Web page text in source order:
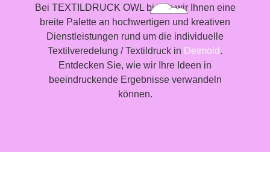
Bei TEXTILDRUCK OWL bieten wir Ihnen eine
breite Palette an hochwertigen und kreativen
Dienstleistungen rund um die individuelle
Textilveredelung / Textildruck in Detmold.
Entdecken Sie, wie wir Ihre Ideen in
beeindruckende Ergebnisse verwandeln
können.